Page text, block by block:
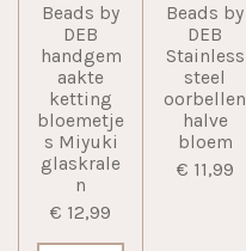
Beads by
DEB
handgem
aakte
ketting
bloemetje
s Miyuki
glaskrale
n
€ 12,99
Beads by
DEB
Stainless
steel
oorbellen
halve
bloem
€ 11,99